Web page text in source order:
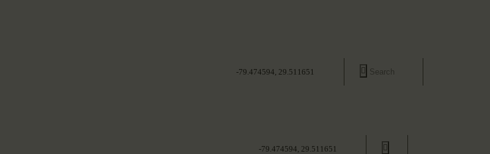
-79.474594, 29.511651
-79.474594, 29.511651